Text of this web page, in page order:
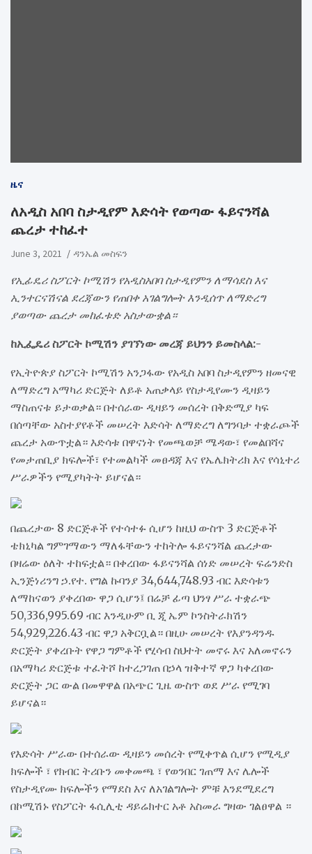
ዜና
ለአዲስ አበባ ስታዲየም እድሳት የወጣው ፋይናንሻል
ጨረታ ተከፈተ
June 3, 2021 ዳንኤል መስፍን
የኢፊዴሪ ስፖርት ኮሚሽን የአዲስአበባ ስታዲየምን ለማሳደስ እና
ኢንተርናሽናል ደረጃውን የጠበቀ አገልግሎት እንዲሰጥ ለማድረግ
ያወጣው ጨረታ መከፈቱድ አስታውቋል።
ከኢፌዴሪ ስፖርት ኮሚሽን ያገኘነው መረጃ ይህንን ይመስላል:-
የኢትዮጵያ ስፖርት ኮሚሽን አንጋፋው የአዲስ አበባ ስታዲየምን ዘመናዊ
ለማድረግ አማካሪ ድርጅት ለይቶ አጠቃላይ የስታዲየሙን ዲዛይን
ማስጠናቱ ይታወቃል። በተሰራው ዲዛይን መሰረት በቅድሚያ ካፍ
በሰጣቸው አስተያየቶች መሠረት እድሳት ለማድረግ ለግንባታ ተቋራጮች
ጨረታ አውጥቷል። እድሳቱ በዋናነት የመጫወቻ ሜዳው፣ የመልበሻና
የመታጠቢያ ክፍሎች፣ የተመልካች መፀዳጃ እና የኤሌክትሪክ እና የሳኒተሪ
ሥራዎችን የሚያካትት ይሆናል።
በጨረታው 8 ድርጅቶች የተሳተፉ ሲሆን ከዚህ ውስጥ 3 ድርጅቶች
ቴክኒካል ግምገማውን ማለፋቸውን ተከትሎ ፋይናንሻል ጨረታው
በዛሬው ዕለት ተከፍቷል። በቀረበው ፋይናንሻል ሰነድ መሠረት ፍሬንድስ
ኢንጅነሪንግ ኃ.የተ. የግል ኩባንያ 34,644,748.93 ብር እድሳቱን
ለማከናወን ያቀረበው ዋጋ ሲሆን፤ በሬቻ ፊጣ ህንፃ ሥራ ተቋራጭ
50,336,995.69 ብር እንዲሁም ቢ ጂ ኤም ኮንስትራክሽን
54,929,226.43 ብር ዋጋ አቅርቧል። በዚሁ መሠረት የእያንዳንዱ
ድርጅት ያቀረቡት የዋጋ ግምቶች የሂሳብ ስህተት መኖሩ እና አለመኖሩን
በአማካሪ ድርጅቱ ተፈትሾ ከተረጋገጠ በኃላ ዝቅተኛ ዋጋ ካቀረበው
ድርጅት ጋር ውል በመዋዋል በአጭር ጊዜ ውስጥ ወደ ሥራ የሚገባ
ይሆናል።
የእድሳት ሥራው በተሰራው ዲዛይን መሰረት የሚቀጥል ሲሆን የሚዲያ
ክፍሎች ፣ የክብር ትሪቡን መቀመጫ ፣ የወንበር ገጠማ እና ሌሎች
የስታዲየሙ ክፍሎችን የማደስ እና ለአገልግሎት ምቹ እንደሚደረግ
በኮሚሽኑ የስፖርት ፋሲሊቲ ዳይሬክተር አቶ አስመራ ግዛው ገልፀዋል ።